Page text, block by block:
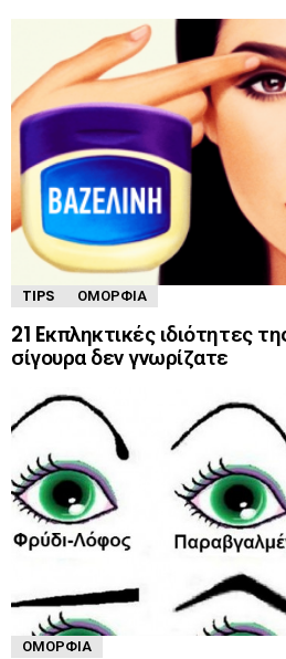
TIPS ΟΜΟΡΦΙΆ
21 Eκπληκτικές ιδιότητες
σίγουρα δεν γνωρίζατε
ΟΜΟΡΦΙΆ